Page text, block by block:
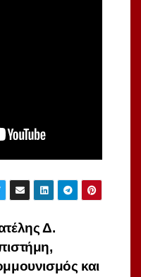
Δ.
και